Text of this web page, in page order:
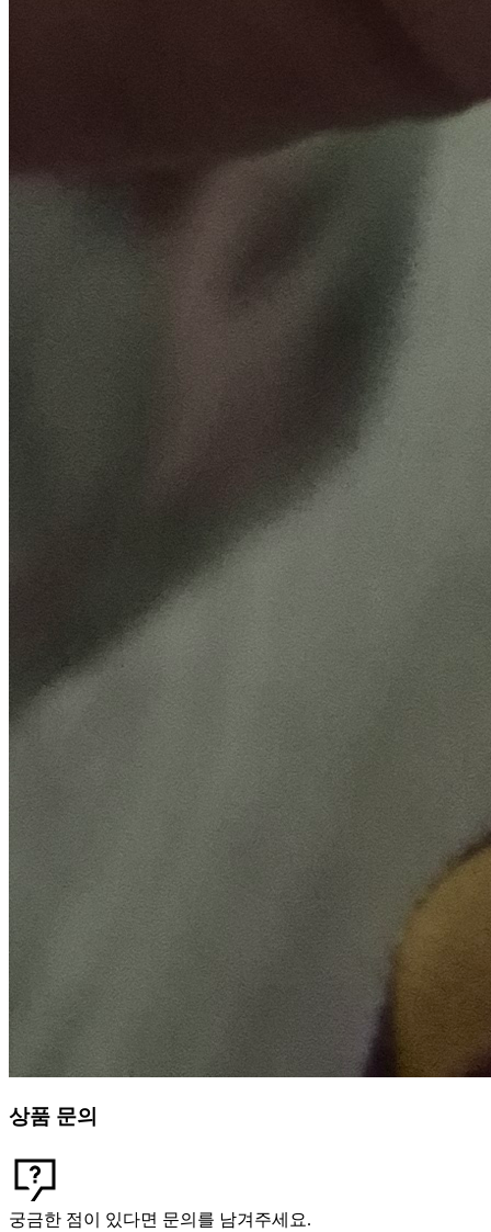
상품 문의
궁금한 점이 있다면 문의를 남겨주세요.